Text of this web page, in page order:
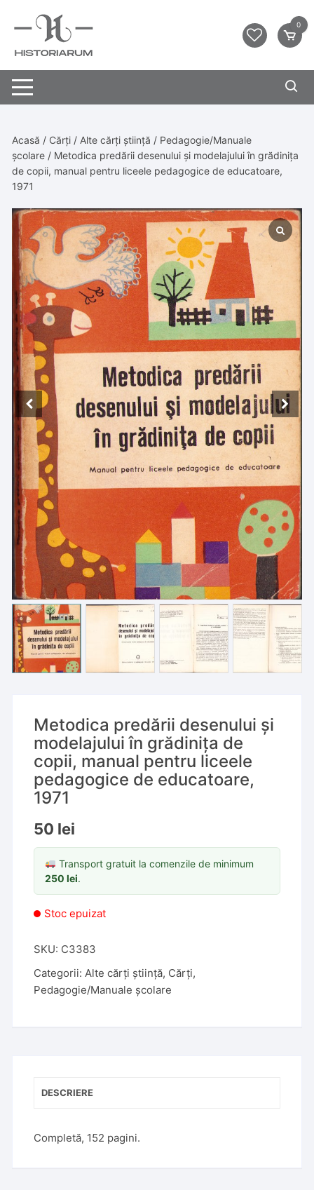
0
Acasă / Cărți / Alte cărți știință / Pedagogie/Manuale
școlare / Metodica predării desenului și modelajului în grădinița
de copii, manual pentru liceele pedagogice de educatoare,
1971
Metodica predării desenului și
modelajului în grădinița de
copii, manual pentru liceele
pedagogice de educatoare,
1971
50 lei
Transport gratuit la comenzile de minimum
250lei.
Stoc epuizat
SKU: C3383
Categorii:Alte cărți știință, Cărți,
Pedagogie/Manuale școlare
DESCRIERE
Completă, 152 pagini.